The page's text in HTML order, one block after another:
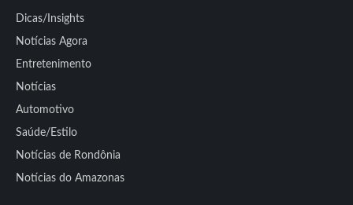
Dicas/Insights
Notícias Agora
Entretenimento
Notícias
Automotivo
Saúde/Estilo
Notícias de Rondônia
Notícias do Amazonas